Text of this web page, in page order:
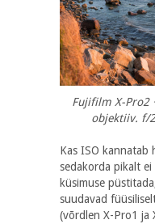
Fujifilm X-Pro2
objektiiv. f/
Kas ISO kannatab
sedakorda pikalt
küsimuse
suudavad
(võrdlen X-Pro1 ja